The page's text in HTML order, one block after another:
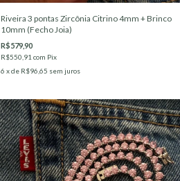
Riveira 3 pontas Zircônia Citrino 4mm + Brinco
10mm (Fecho Joia)
R$579,90
R$550,91com Pix
6 x de R$96,65 sem juros